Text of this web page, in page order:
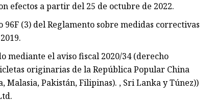
efectos a partir del 25 de octubre de 2022.
(3) del Reglamento sobre medidas correctivas
mediante el aviso fiscal 2020/34 (derecho
originarias de la República Popular China
Malasia, Pakistán, Filipinas). , Sri Lanka y Túnez))